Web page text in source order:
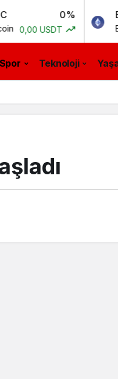
ETH
Ethereum
Spor Teknoloji